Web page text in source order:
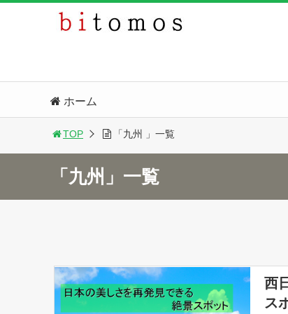
ホーム
TOP 「九州 」一覧
「九州」一覧
西
ス